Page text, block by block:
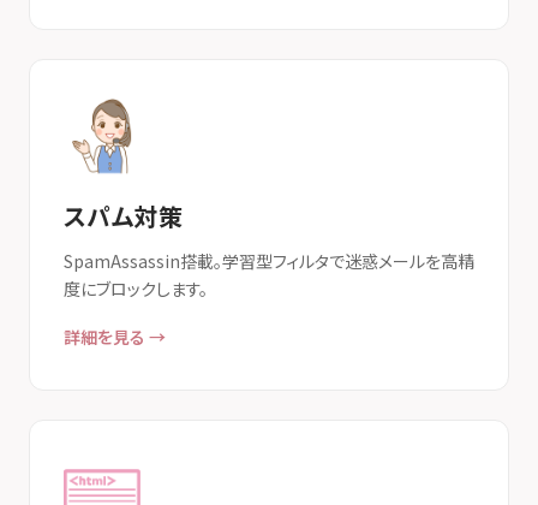
スパム対策
SpamAssassin搭載。学習型フィルタで迷惑メールを高精
度にブロックします。
詳細を見る →